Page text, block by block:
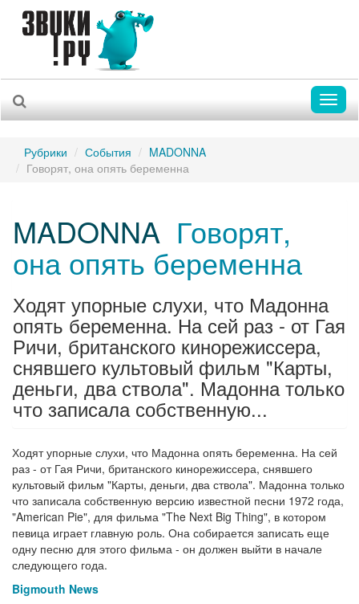
Рубрики События
MADONNA
Говорят, она опять беременна
MADONNA Говорят,
она опять беременна
Ходят упорные слухи, что Мадонна
опять беременна. На сей раз - от Гая
Ричи, британского кинорежиссера,
снявшего культовый фильм "Карты,
деньги, два ствола". Мадонна только
что записала собственную...
Ходят упорные слухи, что Мадонна опять беременна. На сей
раз - от Гая Ричи, британского кинорежиссера, снявшего
культовый фильм "Карты, деньги, два ствола". Мадонна только
что записала собственную версию известной песни 1972 года,
"American Pie", для фильма "The Next Big Thing", в котором
певица играет главную роль. Она собирается записать еще
одну песню для этого фильма - он должен выйти в начале
следующего года.
Bigmouth News